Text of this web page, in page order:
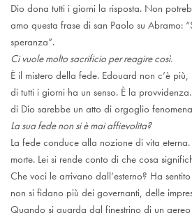
Dio dona tutti i giorni la risposta. Non
amo questa frase di san Paolo su Abramo:
speranza”.
Ci vuole molto sacrificio per reagire così.
È il mistero della fede. Edouard non c’è
di tutti i giorni ha un senso. È la
di Dio sarebbe un atto di orgoglio
La sua fede non si è mai affievolita?
La fede conduce alla nozione di vita
morte. Lei si rende conto di che cosa
Che voci le arrivano dall’esterno? Ha
non si fidano più dei governanti, delle
Quando si guarda dal finestrino di un